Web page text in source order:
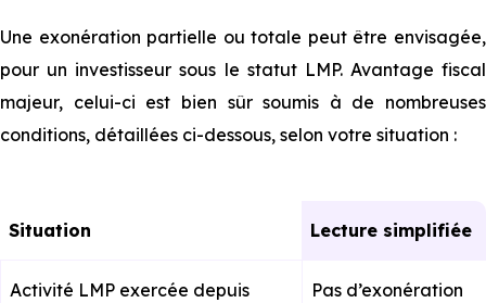
Une exonération partielle ou totale peut être envisagée,
pour un investisseur sous le statut LMP. Avantage fiscal
majeur, celui-ci est bien sûr soumis à de nombreuses
conditions, détaillées ci-dessous, selon votre situation :
Situation Lecture simplifiée
Activité LMP exercée depuis
Pas d’exonération